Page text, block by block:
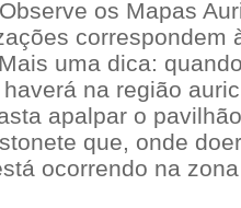
os Mapas
correspondem
uma dica:
na região
apalpar o
que, onde
ocorrendo na